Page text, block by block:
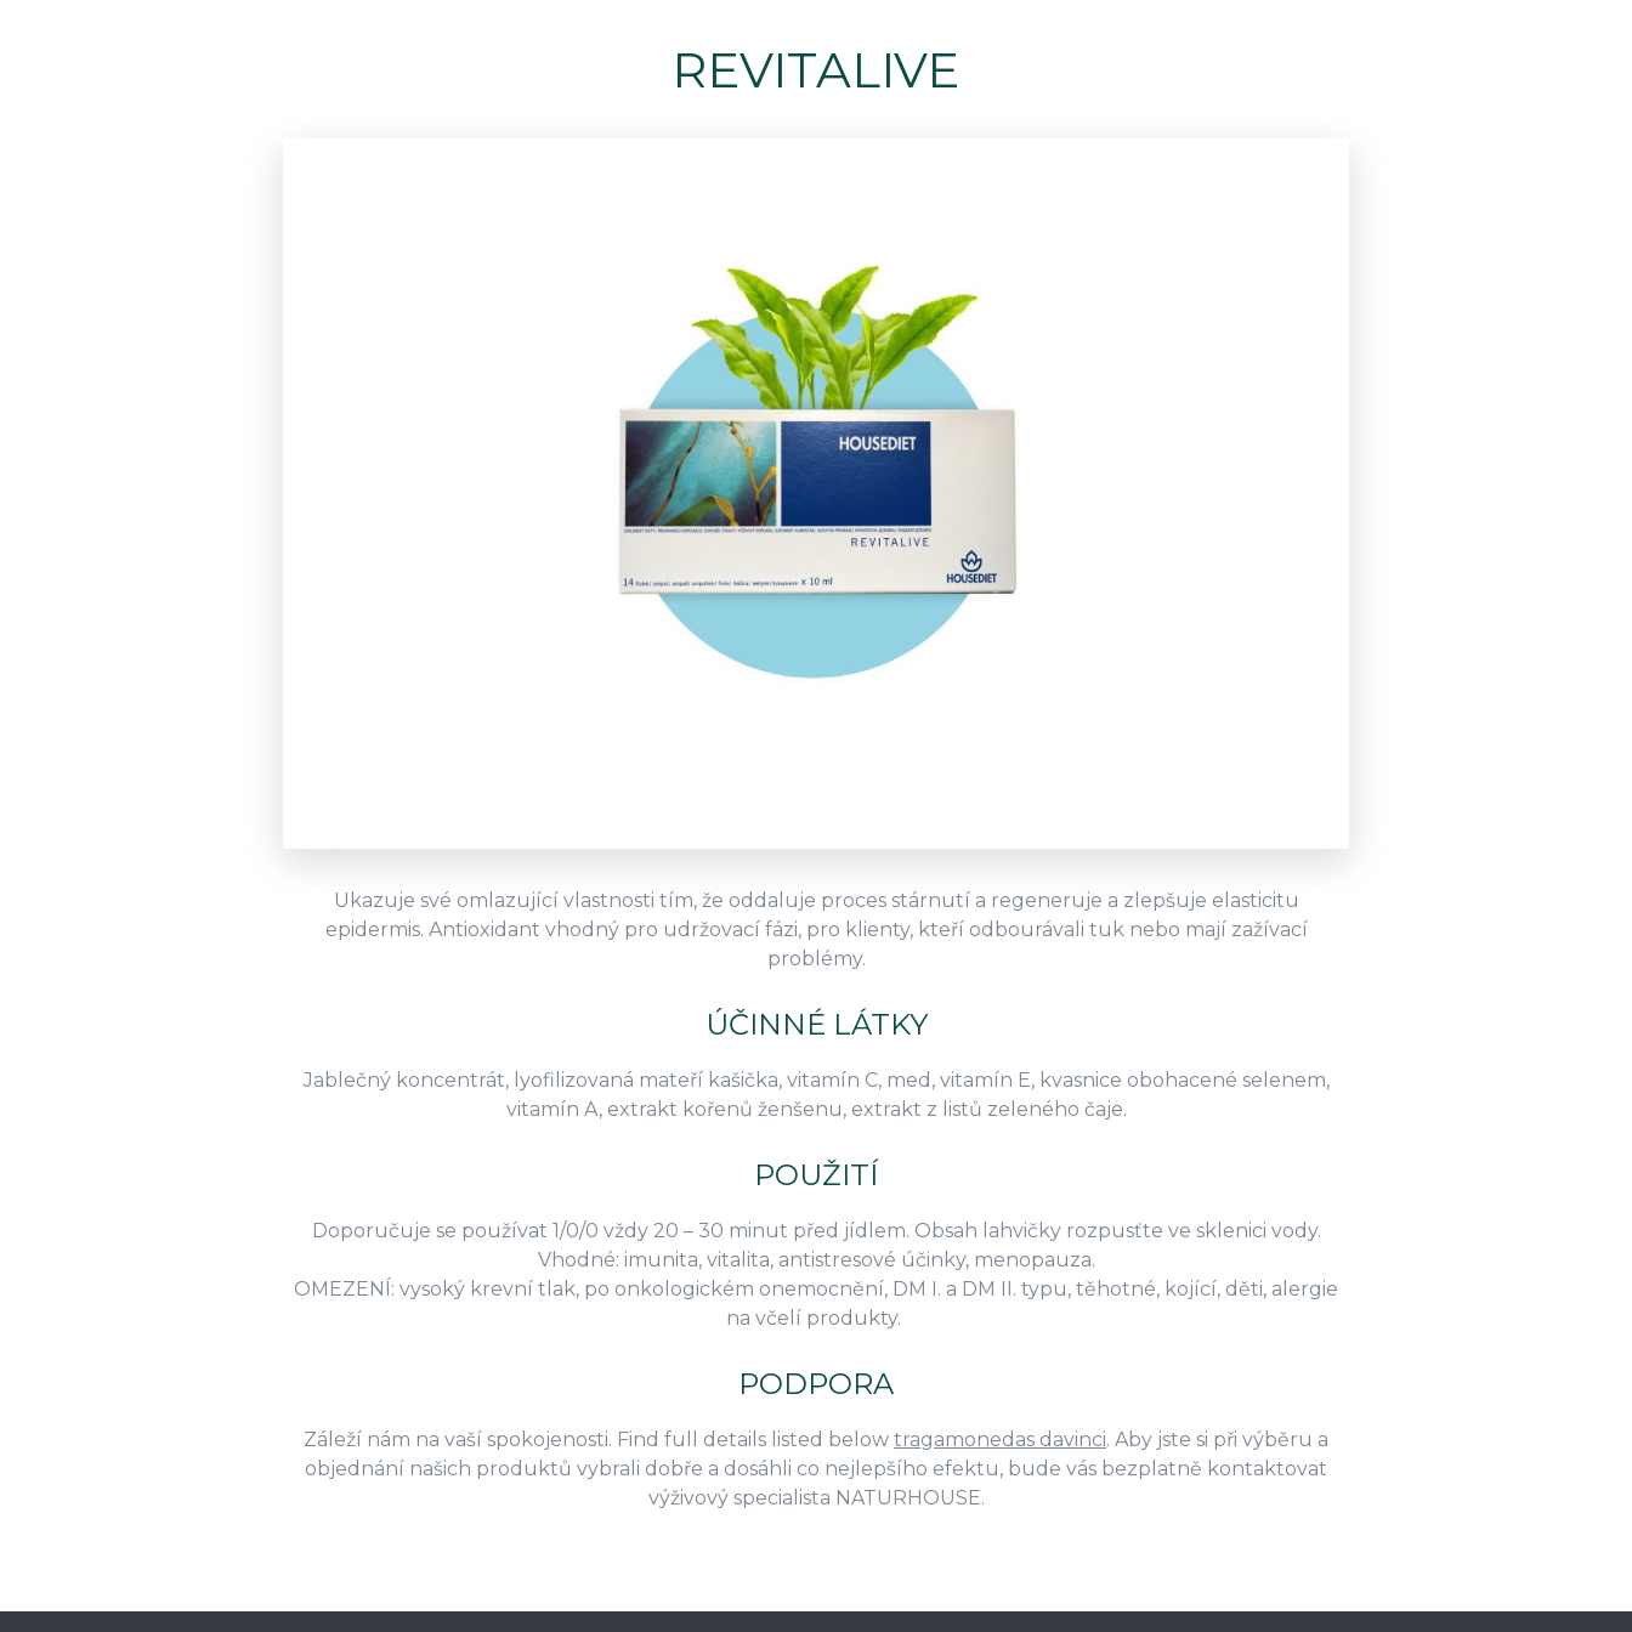
REVITALIVE
Ukazuje své omlazující vlastnosti tím, že oddaluje proces stárnutí a regeneruje a zlepšuje elasticitu
epidermis. Antioxidant vhodný pro udržovací fázi, pro klienty, kteří odbourávali tuk nebo mají zažívací
problémy.
ÚČINNÉ LÁTKY
Jablečný koncentrát, lyofilizovaná mateří kašička, vitamín C, med, vitamín E, kvasnice obohacené selenem,
vitamín A, extrakt kořenů ženšenu, extrakt z listů zeleného čaje.
POUŽITÍ
Doporučuje se používat 1/0/0 vždy 20 – 30 minut před jídlem. Obsah lahvičky rozpusťte ve sklenici vody.
Vhodné: imunita, vitalita, antistresové účinky, menopauza.
OMEZENÍ: vysoký krevní tlak, po onkologickém onemocnění, DM I. a DM II. typu, těhotné, kojící, děti, alergie
na včelí produkty.
PODPORA
Záleží nám na vaší spokojenosti. Find full details listed below tragamonedas davinci. Aby jste si při výběru a
objednání našich produktů vybrali dobře a dosáhli co nejlepšího efektu, bude vás bezplatně kontaktovat
výživový specialista NATURHOUSE.